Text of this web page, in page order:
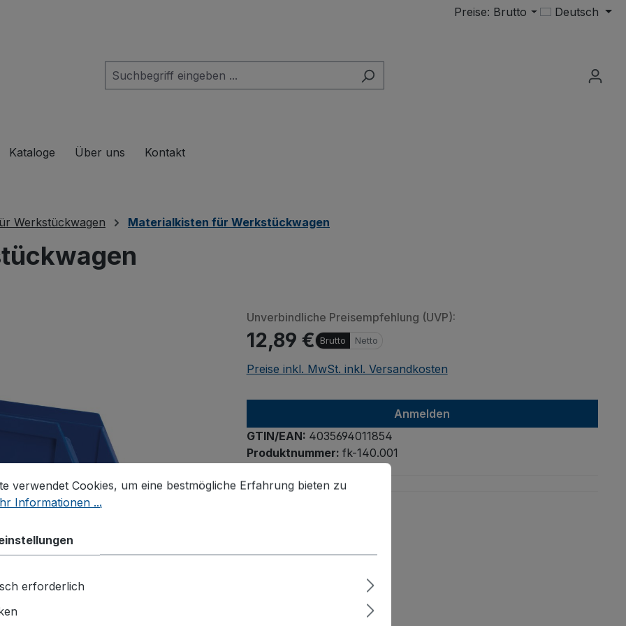
Preise: Brutto Deutsch
Dropdown der Kategorie Produkte
Kataloge Über uns Kontakt
Werkstückwagen Materialkisten für Werkstückwagen
Unverbindliche Preisempfehlung (UVP):
12,89 € Brutto Netto
Preise inkl. MwSt. inkl. Versandkosten
Anmelden
GTIN/EAN: 4035694011854
Produktnummer: fk-140.001
Cookies, um eine bestmögliche Erfahrung bieten zu können.
Mehr Informationen ...
verwendet Cookies, um eine bestmögliche Erfahrung bieten zu
Informationen ...
erforderlich